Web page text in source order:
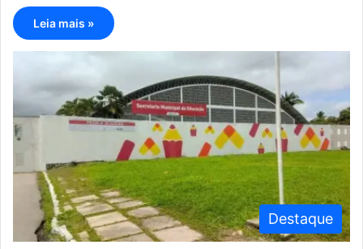
Leia mais »
Destaque